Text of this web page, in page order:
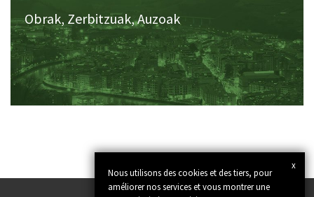
Obrak, Zerbitzuak, Auzoak
x
Nous utilisons des cookies et des tiers, pour
améliorer nos services et vous montrer une